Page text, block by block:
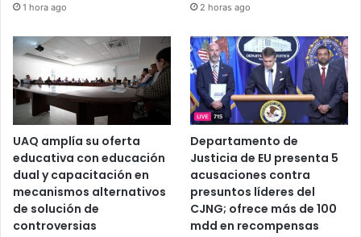
nocturnas de bacheo
para reducir afectaciones
al tránsito en Querétaro
1 hora ago
para el Bienestar avanza
en Querétaro con entrega
de 117 casas
2 horas ago
UAQ amplía su oferta Departamento de